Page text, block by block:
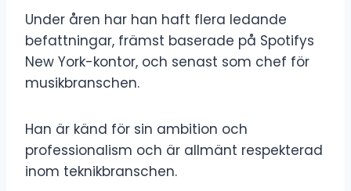
Under åren har han haft flera ledande
befattningar, främst baserade på Spotifys
New York-kontor, och senast som chef för
musikbranschen.
Han är känd för sin ambition och
professionalism och är allmänt respekterad
inom teknikbranschen.